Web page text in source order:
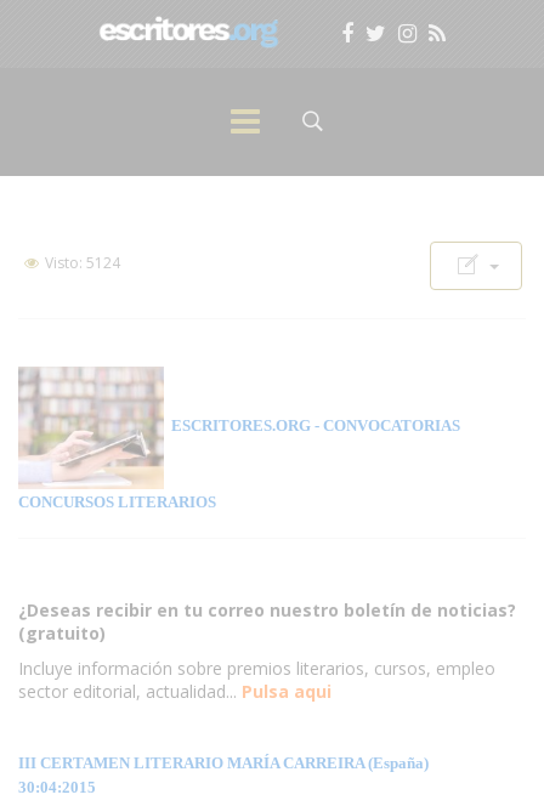
Visto: 5124
ESCRITORES.ORG - CONVOCATORIAS
CONCURSOS LITERARIOS
¿Deseas recibir en tu correo nuestro boletín de noticias?
(gratuito)
Incluye información sobre premios literarios, cursos, empleo
sector editorial, actualidad... Pulsa aqui
III CERTAMEN LITERARIO MARÍA CARREIRA (España)
30:04:2015